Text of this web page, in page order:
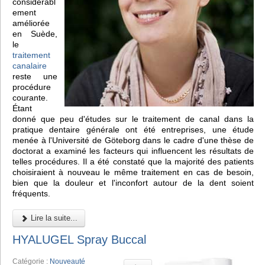
ement
améliorée
en Suède,
le
traitement
canalaire
reste une
procédure
courante.
Étant
donné que peu d'études sur le traitement de canal dans la
pratique dentaire générale ont été entreprises, une étude
menée à l'Université de Göteborg dans le cadre d'une thèse de
doctorat a examiné les facteurs qui influencent les résultats de
telles procédures. Il a été constaté que la majorité des patients
choisiraient à nouveau le même traitement en cas de besoin,
bien que la douleur et l'inconfort autour de la dent soient
fréquents.
Lire la suite...
HYALUGEL Spray Buccal
Catégorie : Nouveauté